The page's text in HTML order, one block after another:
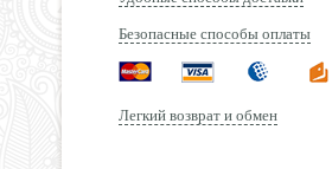
Безопасные способы оплаты
Легкий возврат и обмен